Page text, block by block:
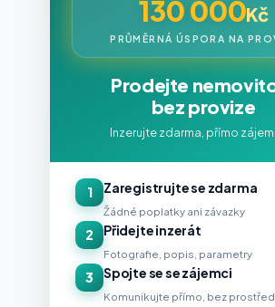
130 000Kč
PRŮMĚRNÁ ÚSPORA NA
Prodejte
bez provize
Inzerujte zdarma, přímo
1 Zaregistrujte se zdarma
Žádné poplatky ani závazky
2 Přidejte inzerát
Fotografie, popis, parametry
3 Spojte se se zájemci
Komunikujte přímo, bez